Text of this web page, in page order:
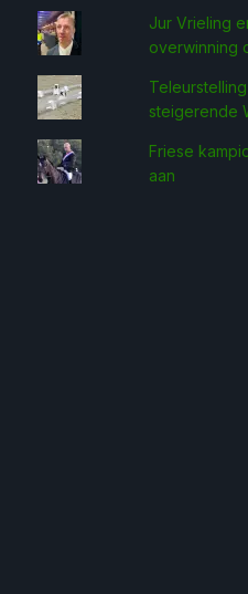
Jur Vrieling
overwinning
steigerende
Friese
aan